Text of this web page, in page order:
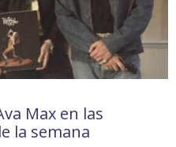
Max en las
la semana